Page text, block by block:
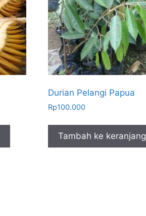
Durian Pelangi Papua
Rp100.000
Tambah ke keranjang